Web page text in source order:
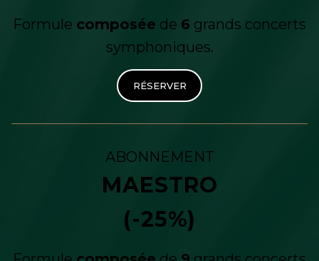
Formule composée de 6 grands concerts
symphoniques.
RÉSERVER
ABONNEMENT
MAESTRO
(-25%)